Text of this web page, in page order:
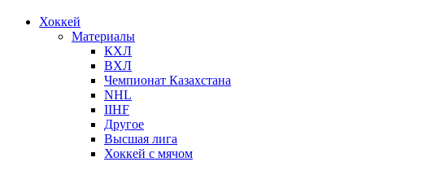
Хоккей
Материалы
КХЛ
ВХЛ
Чемпионат Казахстана
NHL
IIHF
Другое
Высшая лига
Хоккей с мячом